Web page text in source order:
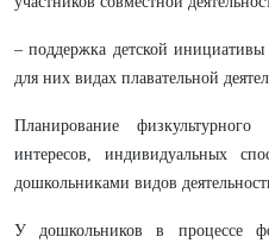
‒ поддержка детской инициативы
для них видах плавательной
Планирование
интересов, индивидуальных
дошкольниками видов
У дошкольников в процессе